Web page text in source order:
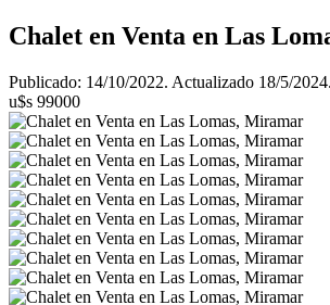
Chalet en Venta en Las
Publicado: 14/10/2022. Actualizado 18/5/
u$s 99000